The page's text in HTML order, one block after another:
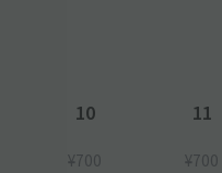
10
¥700
11
¥700